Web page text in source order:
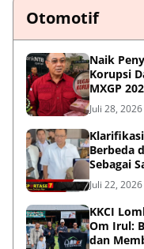
Otomotif
Naik
Korupsi
MXGP
Juli 28, 2026
Klarifikasi
Berbeda
Sebagai
Juli 22, 2026
KKCI
Om Irul:
dan